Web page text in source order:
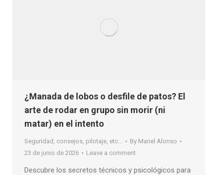
¿Manada de lobos o desfile de patos? El
arte de rodar en grupo sin morir (ni
matar) en el intento
Seguridad, consejos, pilotaje, etc... By Manel Alonso
23 de junio de 2026
Leave a comment
Descubre los secretos técnicos y psicológicos para